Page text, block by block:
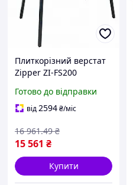
Плиткорізний верстат
Zipper ZI-FS200
800 Вт мокре сухе
різання для плитки
Готово до відправки
від2594₴/міс
15 561 ₴
16 961.49 ₴
Купити